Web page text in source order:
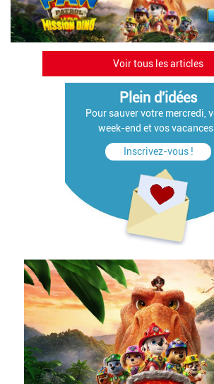
Voir tous les articles
Plein d'idées
Pour sauver votre mercredi,
week-end et vos vacances
Inscrivez-vous !